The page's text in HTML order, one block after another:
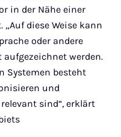
in der Nähe einer
diese Weise kann
oder andere
werden.
Systemen besteht
und
sind“, erklärt